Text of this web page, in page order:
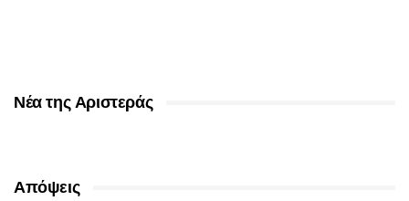
Νέα της Αριστεράς
Απόψεις